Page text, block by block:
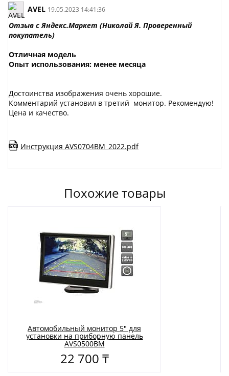
AVEL 19.05.2023 14:41:36
Отзыв с Яндекс.Маркет (Николай Я. Проверенный
покупатель)
Отличная модель
Опыт использования: менее месяца
Достоинства изображения очень хорошие.
Комментарий установил в третий монитор. Рекомендую!
Цена и качество.
Инструкция AVS0704BM_2022.pdf
Похожие товары
Автомобильный монитор 5" для
установки на приборную панель
AVS0500BM
22 700 ₸